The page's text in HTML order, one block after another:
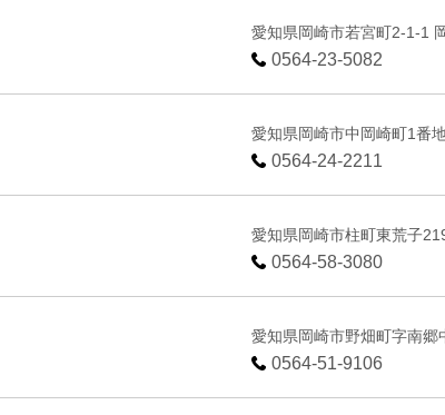
愛知県岡崎市若宮町2-1-1
0564-23-5082
愛知県岡崎市中岡崎町1番
0564-24-2211
愛知県岡崎市柱町東荒子
0564-58-3080
愛知県岡崎市野畑町字南郷
0564-51-9106